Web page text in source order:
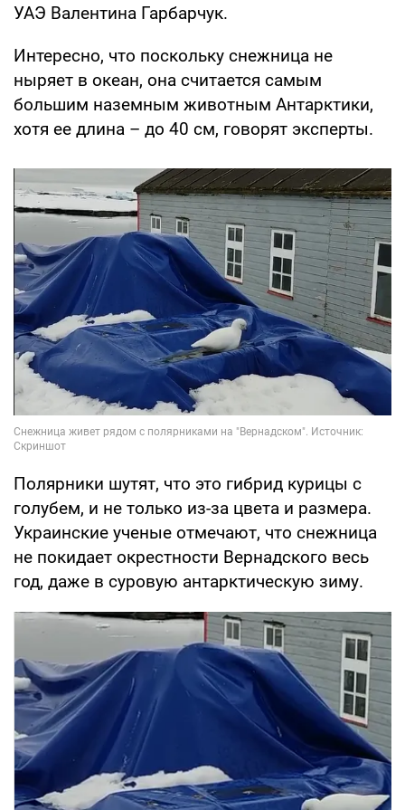
УАЭ Валентина Гарбарчук.
Интересно, что поскольку снежница не
ныряет в океан, она считается самым
большим наземным животным Антарктики,
хотя ее длина – до 40 см, говорят эксперты.
Полярники шутят, что это гибрид курицы с
голубем, и не только из-за цвета и размера.
Украинские ученые отмечают, что снежница
не покидает окрестности Вернадского весь
год, даже в суровую антарктическую зиму.